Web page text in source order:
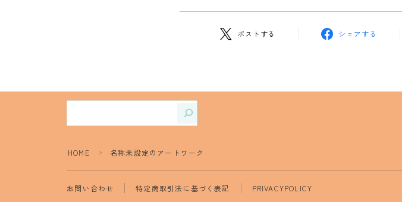
ポストする シェアする
HOME ＞ 名称未設定のアートワーク
お問い合わせ 特定商取引法に基づく表記 PRIVACYPOLICY